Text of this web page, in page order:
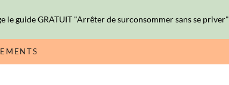
le guide GRATUIT "Arrêter de surconsommer sans se priver"